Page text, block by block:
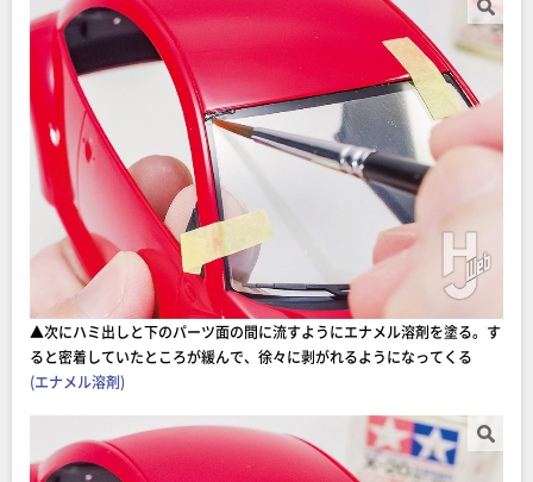
▲次にハミ出しと下のパーツ面の間に流すようにエナメル溶剤を塗る。す
ると密着していたところが緩んで、徐々に剥がれるようになってくる
(エナメル溶剤)